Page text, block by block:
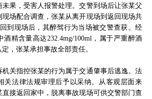
果，受害人报警处理。交警到场后让张某父
场配合调查，张某从离开现场到返回现场共
到现场后，其醉驾行为当场被交警查获。经
精含量高达232.4mg/100ml，属于严重醉酒
，张某承担事故全部责任。
关指控张某的行为属于交通肇事后逃逸。法
关法律法规审理后予以采纳。从客观层面来
接返回家中，脱离事故现场可供交警部门查